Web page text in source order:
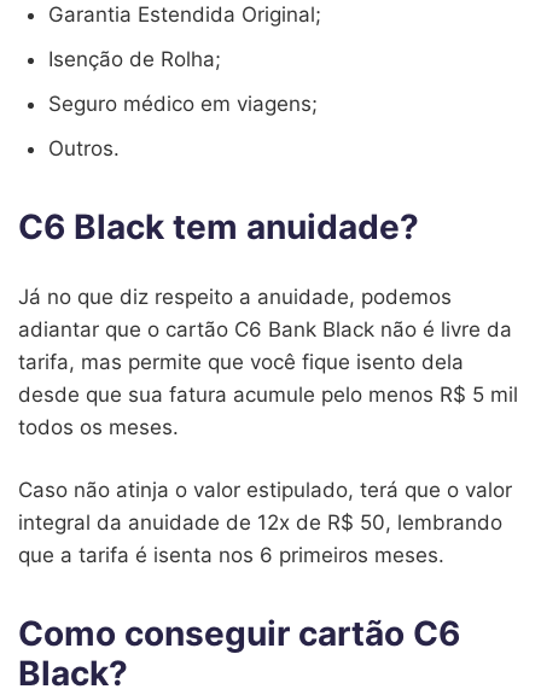
Garantia Estendida Original;
Isenção de Rolha;
Seguro médico em viagens;
Outros.
C6 Black tem anuidade?
Já no que diz respeito a anuidade, podemos
adiantar que o cartão C6 Bank Black não é livre da
tarifa, mas permite que você fique isento dela
desde que sua fatura acumule pelo menos R$ 5 mil
todos os meses.
Caso não atinja o valor estipulado, terá que o valor
integral da anuidade de 12x de R$ 50, lembrando
que a tarifa é isenta nos 6 primeiros meses.
Como conseguir cartão C6
Black?